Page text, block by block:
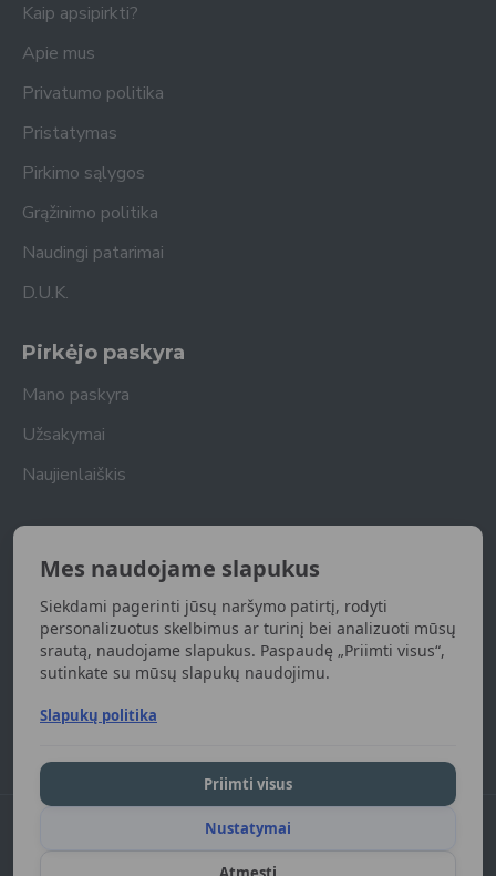
Mes naudojame slapukus
Siekdami pagerinti jūsų naršymo patirtį, rodyti
personalizuotus skelbimus ar turinį bei analizuoti mūsų
srautą, naudojame slapukus. Paspaudę „Priimti visus“,
sutinkate su mūsų slapukų naudojimu.
Slapukų politika
Nustatymai
Priimti visus
Kaip apsipirkti?
Apie mus
Privatumo politika
Pristatymas
Pirkimo sąlygos
Grąžinimo politika
Naudingi patarimai
D.U.K.
Pirkėjo paskyra
Mano paskyra
Užsakymai
Naujienlaiškis
Naujienlaiškis
Gaukite naujienas apie naujas prekes
UŽSISAKYTI
Susipažinau ir sutinku su Privatumo politika
DGart.lt 2024. Visos teisės saugomos.